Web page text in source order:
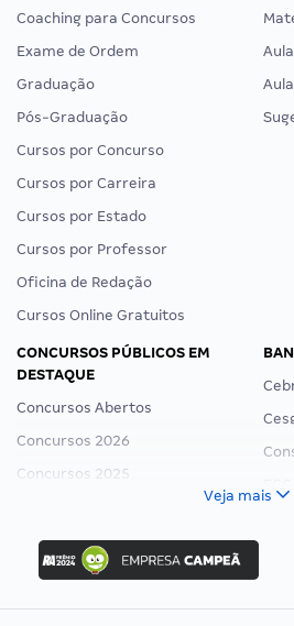
Coaching para Concursos
Exame de Ordem
Graduação
Pós-Graduação
Cursos por Concurso
Cursos por Carreira
Cursos por Estado
Cursos por Professor
Oficina de Redação
Cursos Online Gratuitos
CONCURSOS PÚBLICOS EM
DESTAQUE
Concursos Abertos
Concursos 2026
Concursos 2025
Concurso Nacional Unificado
Concurso Ibama
Concurso MPU
Editais publicados
Veja mais